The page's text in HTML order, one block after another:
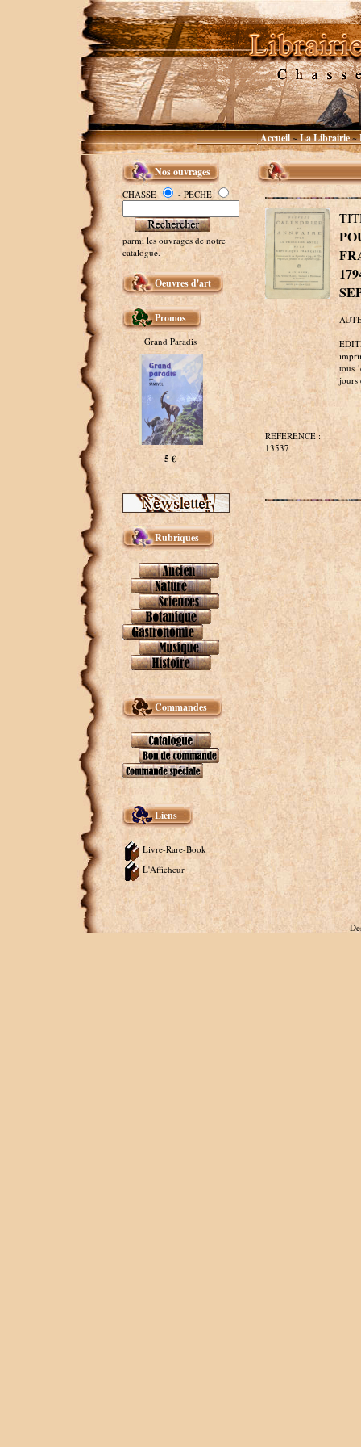
Accueil~La Librairie~
Nos ouvrages
CHASSE - PECHE
parmi les ouvrages de notre
catalogue.
Oeuvres d'art
Promos
Grand Paradis
5 €
Rubriques
Commandes
Liens
Livre-Rare-Book
L'Afficheur
tous
jours
REFERENCE :
13537